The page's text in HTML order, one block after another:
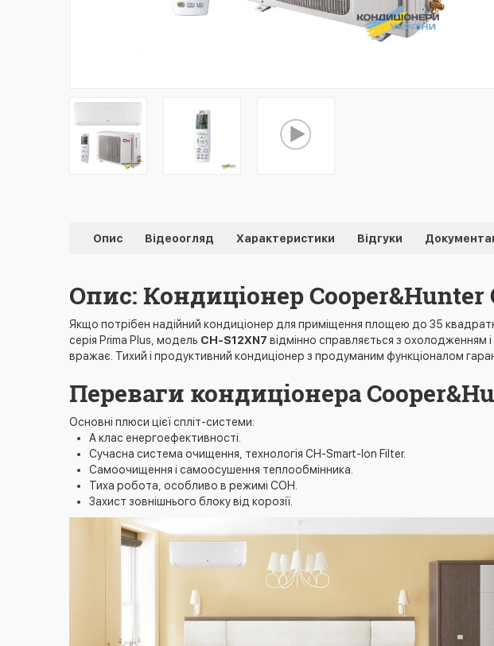
Опис Відеоогляд Характеристики Відгуки
Опис: Кондиціонер Cooper&Hunter
Якщо потрібен надійний кондиціонер для приміщення площею до 35
серія Prima Plus, модель CH-S12XN7 відмінно справляється з охолодженням
вражає. Тихий і продуктивний кондиціонер з продуманим функціоналом
Переваги кондиціонера
Основні плюси цієї спліт-системи:
А клас енергоефективності.
Сучасна система очищення, технологія CH-Smart-Ion Filter.
Самоочищення і самоосушення теплообмінника.
Тиха робота, особливо в режимі СОН.
Захист зовнішнього блоку від корозії.